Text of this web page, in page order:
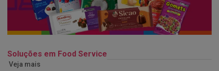
Soluções em Food Service
Veja mais